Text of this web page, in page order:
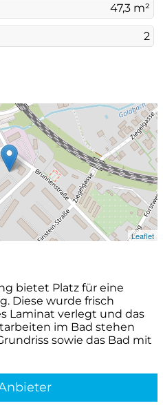
47,3 m²
2
Leaflet
bietet Platz für eine
Diese wurde frisch
Laminat verlegt und das
im Bad stehen
sowie das Bad mit